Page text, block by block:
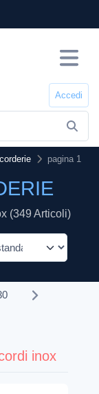
Accedi
pagina 1
(349 Articoli)
inox